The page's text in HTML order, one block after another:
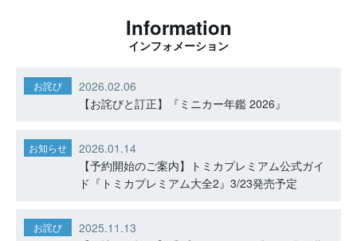
Information
インフォメーション
お詫び
2026.02.06
【お詫びと訂正】『ミニカー年鑑 2026』
お知らせ
2026.01.14
【予約開始のご案内】トミカプレミアム公式ガイ
ド『トミカプレミアム大全2』3/23発売予定
お詫び
2025.11.13